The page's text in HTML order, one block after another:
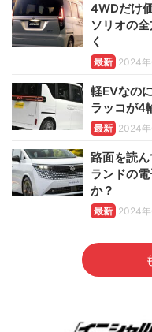
4WDだけ
ソリオの
く
最新 2024
軽EVなの
ラッコが4
最新 2024
路面を読
ランドの
か？
最新 2024